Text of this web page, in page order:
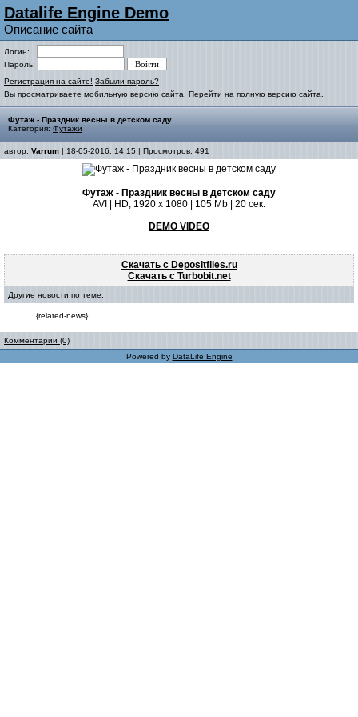
Datalife Engine Demo
Описание сайта
Логин:
Пароль:
Регистрация на сайте! Забыли пароль?
Вы просматриваете мобильную версию сайта. Перейти на полную версию сайта.
Футаж - Праздник весны в детском саду
Категория: Футажи
автор: Varrum | 18-05-2016, 14:15 | Просмотров: 491
Футаж - Праздник весны в детском саду
AVI | HD, 1920 x 1080 | 105 Mb | 20 сек.
DEMO VIDEO
Скачать с Depositfiles.ru
Скачать с Turbobit.net
Другие новости по теме:
{related-news}
Комментарии (0)
Powered by DataLife Engine